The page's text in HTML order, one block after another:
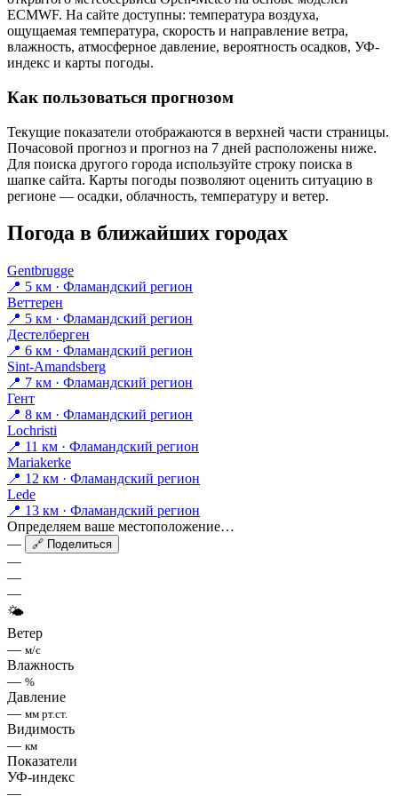
ECMWF. На сайте доступны: температура воздуха,
ощущаемая температура, скорость и направление ветра,
влажность, атмосферное давление, вероятность осадков, УФ-
индекс и карты погоды.
Как пользоваться прогнозом
Текущие показатели отображаются в верхней части страницы.
Почасовой прогноз и прогноз на 7 дней расположены ниже.
Для поиска другого города используйте строку поиска в
шапке сайта. Карты погоды позволяют оценить ситуацию в
регионе — осадки, облачность, температуру и ветер.
Погода в ближайших городах
Gentbrugge
📍 5 км · Фламандский регион
Веттерен
📍 5 км · Фламандский регион
Дестелберген
📍 6 км · Фламандский регион
Sint-Amandsberg
📍 7 км · Фламандский регион
Гент
📍 8 км · Фламандский регион
Lochristi
📍 11 км · Фламандский регион
Mariakerke
📍 12 км · Фламандский регион
Lede
📍 13 км · Фламандский регион
Определяем ваше местоположение…
—
🔗 Поделиться
—
—
—
🌤
Ветер
— м/с
Влажность
— %
Давление
— мм рт.ст.
Видимость
— км
Показатели
УФ-индекс